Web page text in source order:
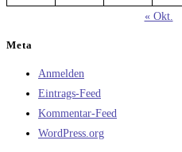
« Okt.
Meta
Anmelden
Eintrags-Feed
Kommentar-Feed
WordPress.org